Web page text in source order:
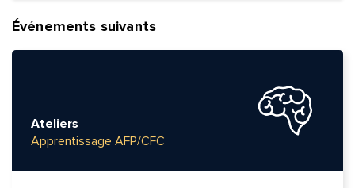
Événements suivants
Ateliers
Apprentissage AFP/CFC